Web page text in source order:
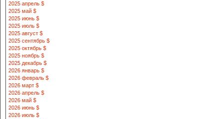
2025 апрель $
2025 май $
2025 июнь $
2025 июль $
2025 август $
2025 сентябрь $
2025 октябрь $
2025 ноябрь $
2025 декабрь $
2026 январь $
2026 февраль $
2026 март $
2026 апрель $
2026 май $
2026 июнь $
2026 июль $